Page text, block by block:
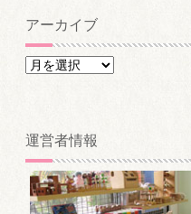
アーカイブ
ア
ブ
運営者情報